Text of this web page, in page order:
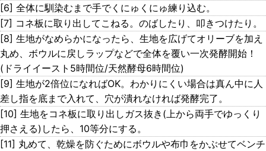
[6] 全体に馴染むまで手でくにゅくにゅ練り込む。
[7] コネ板に取り出してこねる。のばしたり、叩きつけたり。
[8] 生地がなめらかになったら、生地を広げてオリーブを加え
丸め、ボウルに戻しラップなどで全体を覆い一次発酵開始！
(ドライイースト5時間位/天然酵母6時間位)
[9] 生地が2倍位になればOK。わかりにくい場合は真ん中に人
差し指を底まで入れて、穴が潰れなければ発酵完了。
[10] 生地をコネ板に取り出しガス抜き(上から両手でゆっくり
押さえる)したら、10等分にする。
[11] 丸めて、乾燥を防ぐためにボウルや布巾をかぶせてベンチ